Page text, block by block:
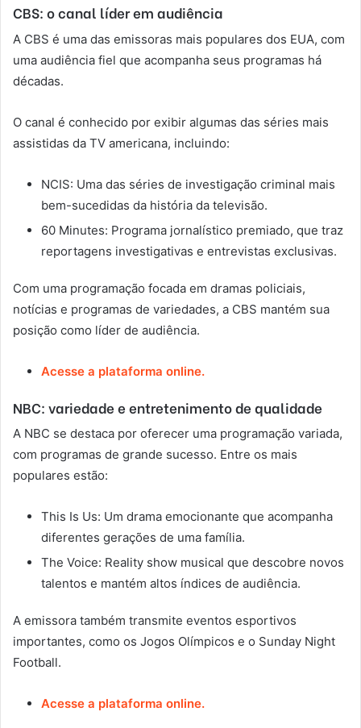
CBS: o canal líder em audiência
A CBS é uma das emissoras mais populares dos EUA, com
uma audiência fiel que acompanha seus programas há
décadas.
O canal é conhecido por exibir algumas das séries mais
assistidas da TV americana, incluindo:
NCIS: Uma das séries de investigação criminal mais
bem-sucedidas da história da televisão.
60 Minutes: Programa jornalístico premiado, que traz
reportagens investigativas e entrevistas exclusivas.
Com uma programação focada em dramas policiais,
notícias e programas de variedades, a CBS mantém sua
posição como líder de audiência.
Acesse a plataforma online.
NBC: variedade e entretenimento de qualidade
A NBC se destaca por oferecer uma programação variada,
com programas de grande sucesso. Entre os mais
populares estão:
This Is Us: Um drama emocionante que acompanha
diferentes gerações de uma família.
The Voice: Reality show musical que descobre novos
talentos e mantém altos índices de audiência.
A emissora também transmite eventos esportivos
importantes, como os Jogos Olímpicos e o Sunday Night
Football.
Acesse a plataforma online.